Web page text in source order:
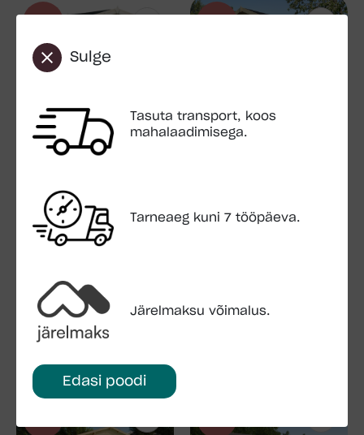
Sulge
Tasuta transport, koos
mahalaadimisega.
Tarneaeg kuni 7 tööpäeva.
Järelmaksu võimalus.
Edasi poodi
HOIURUUMID
Ralf 7,3m2
GARAAŽID
Robert 15,63 m2
-251€
AIAMAJAD
Suvemaja AIVE 13,9m2